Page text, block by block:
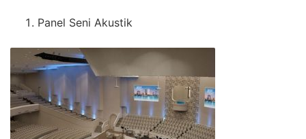
Panel Seni Akustik